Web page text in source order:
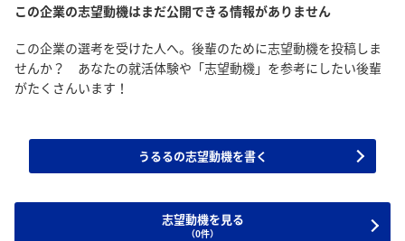
この企業の志望動機はまだ公開できる情報がありません
この企業の選考を受けた人へ。後輩のために志望動機を投稿しま
せんか？ あなたの就活体験や「志望動機」を参考にしたい後輩
がたくさんいます！
うるるの志望動機を書く
志望動機を見る
（0件）